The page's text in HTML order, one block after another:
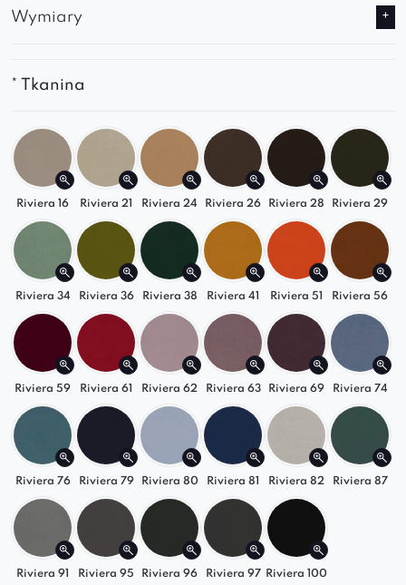
oryginalną stylizacje
Fotel Teris to nie tylko wyjątkowy mebel, ale
rodzaju wnętrz.
Wymiary
* Tkanina
Riviera 16 Riviera 21 Riviera 24 Riviera 26 Riviera 28 Riviera 29
Riviera 34 Riviera 36 Riviera 38 Riviera 41 Riviera 51 Riviera 56
Riviera 59 Riviera 61 Riviera 62 Riviera 63 Riviera 69 Riviera 74
Riviera 76 Riviera 79 Riviera 80 Riviera 81 Riviera 82 Riviera 87
Riviera 91 Riviera 95 Riviera 96 Riviera 97 Riviera 100